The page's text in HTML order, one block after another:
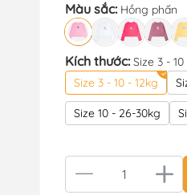
Màu sắc: Hồng phấn
Kích thước:Size 3 -
Size 3 - 10 - 12kg
Size 10 - 26-30kg